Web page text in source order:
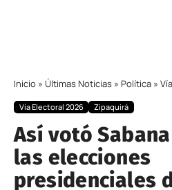
Inicio » Últimas Noticias » Política »
Vía Electoral 2026 Zipaquirá
Así votó
las elecciones
presidenciales